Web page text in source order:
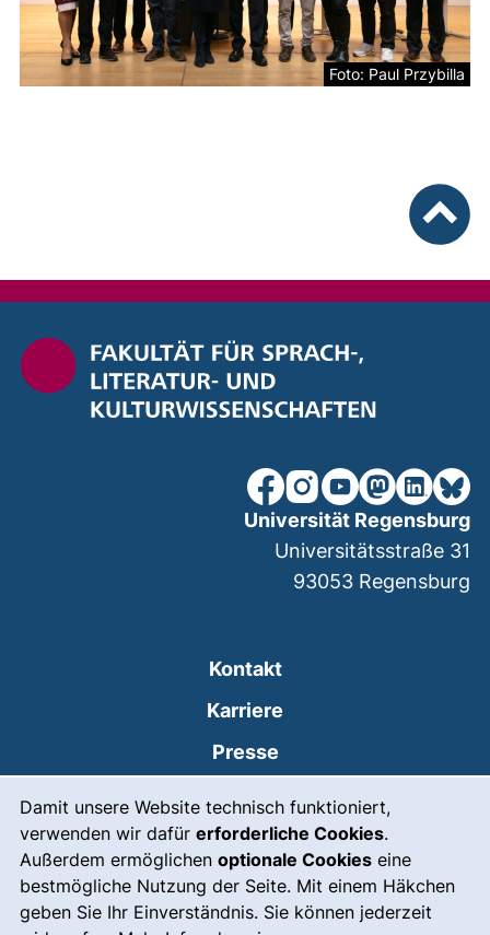
Damit unsere Website technisch funktioniert,
verwenden wir dafür erforderliche Cookies.
Außerdem ermöglichen optionale Cookies eine
bestmögliche Nutzung der Seite. Mit einem Häkchen
geben Sie Ihr Einverständnis. Sie können jederzeit
Foto: Paul Przybilla
unsere Facebook-Seite
unsere Instagram-
unsere YouTube-
unsereunsere
Kontakt
Karriere
Presse
Leichte Sprache
Gebärdensprache
Notfall(externer Link, öffnet
Universität Regensburg
Universitätsstraße 31
93053 Regensburg